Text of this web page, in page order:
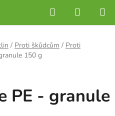
Hledat
KOŠÍK
/ Proti škůdcům / Proti
150 g
PE - granule